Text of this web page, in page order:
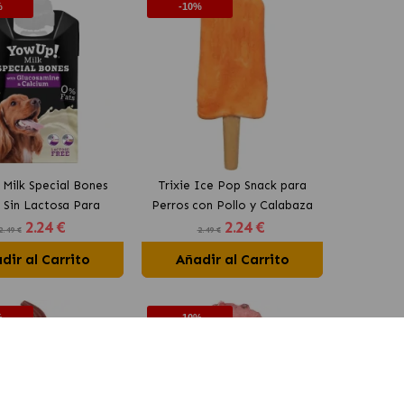
Milk Special Bones
Sin Lactosa Para
Perros
€ 2.24 €
al Carrito
-10%
Trixie Ice Pop Snack para
Perros con Pollo y Calabaza
2.49 € 2.24 €
Añadir al Carrito
-10%